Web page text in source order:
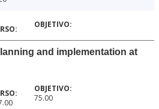
and implementation at
75.00